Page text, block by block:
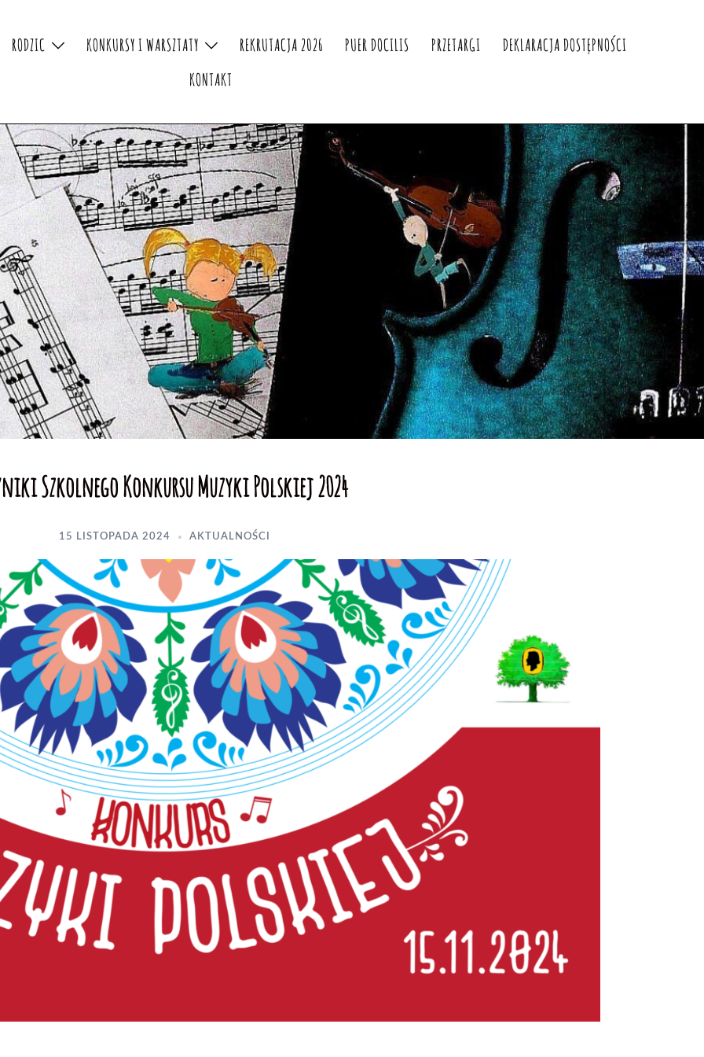
RODZIC KONKURSY I WARSZTATY REKRUTACJA 2026 PUER DOCILIS PRZETARGI
DEKLARACJA DOSTĘPNOŚCI
KONTAKT
Szkolnego Konkursu Muzyki Polskiej 2024
15 LISTOPADA 2024 AKTUALNOŚCI